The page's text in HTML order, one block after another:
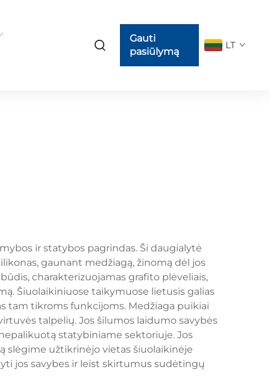
Gauti
pasiūlymą
LT
ir statybos pagrindas. Ši daugialytė
gaunant medžiagą, žinomą dėl jos
charakterizuojamas grafito plėveliais,
Šiuolaikiniuose taikymuose lietusis galias
tam tikroms funkcijoms. Medžiaga puikiai
talpelių. Jos šilumos laidumo savybės
statybiniame sektoriuje. Jos
slėgime užtikrinėjo vietas šiuolaikinėje
jos savybes ir leist skirtumus sudėtingų